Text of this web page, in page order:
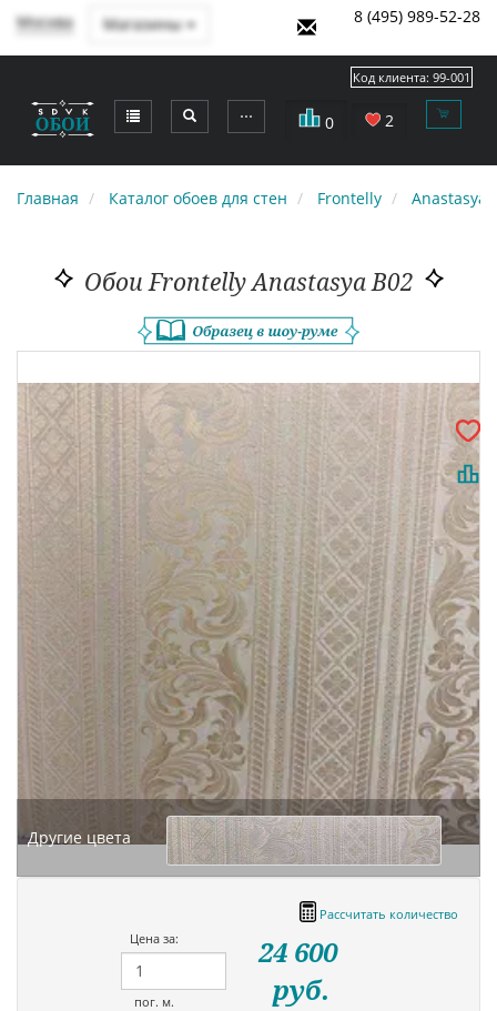
Москва Магазины 8 (495) 989-52-28
⋯ 0 2
Код клиента: 99-001
Главная Каталог обоев для стен Frontelly Anastasya
Обои Frontelly Anastasya B02
Другие цвета
Рассчитать количество
Цена за:
пог. м.
24 600
руб.